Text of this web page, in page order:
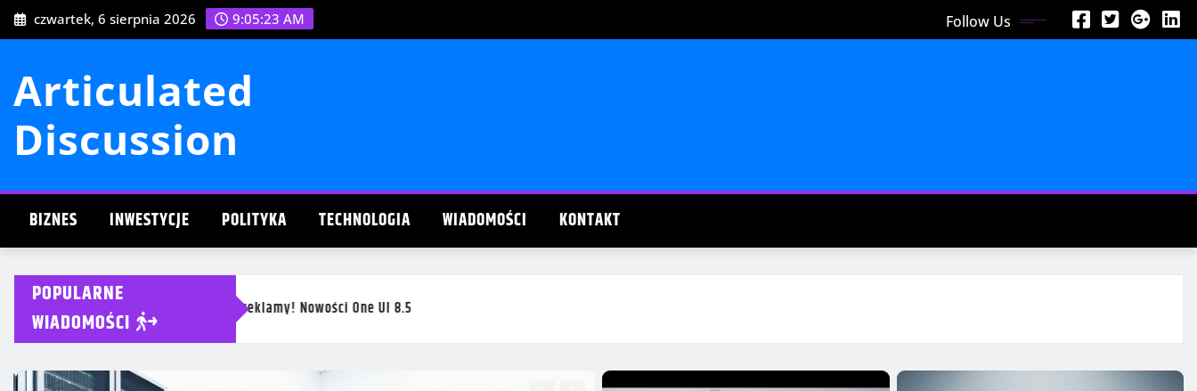
Przejdź
do
czwartek, 6 sierpnia 2026 9:05:25 AM Follow Us
Articulated
Discussion
BIZNES INWESTYCJE POLITYKA TECHNOLOGIA WIADOMOŚCI KONTAKT
POPULARNE
WIADOMOŚCI
One UI 8.5